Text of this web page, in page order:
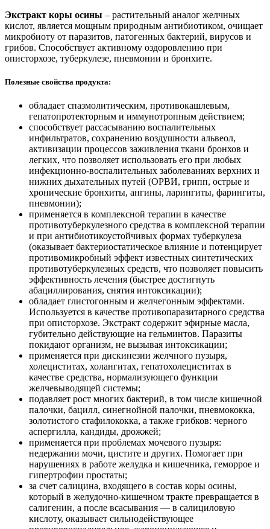
Экстракт коры осины – растительный аналог желчных
кислот, является мощным природным антибиотиком, очищает
микробиоту от паразитов, патогенных бактерий, вирусов и
грибов. Способствует активному оздоровлению при
описторхозе, туберкулезе, пневмонии и бронхите.
Полезные свойства продукта:
обладает спазмолитическим, противокашлевым,
гепатопротекторным и иммунотропным действием;
способствует рассасыванию воспалительных
инфильтратов, сохранению воздушности альвеол,
активизации процессов заживления ткани бронхов и
легких, что позволяет использовать его при любых
инфекционно-воспалительных заболеваниях верхних и
нижних дыхательных путей (ОРВИ, грипп, острые и
хронические бронхиты, ангины, ларингиты, фарингиты,
пневмонии);
применяется в комплексной терапии в качестве
противотуберкулезного средства в комплексной терапии
и при антибиотикоустойчивых формах туберкулеза
(оказывает бактериостатическое влияние и потенцирует
противомикробный эффект известных синтетических
противотуберкулезных средств, что позволяет повысить
эффективность лечения (быстрее достигнуть
абациллирования, снятия интоксикации);
обладает глистогонным и желчегонным эффектами.
Используется в качестве противопаразитарного средства
при описторхозе. Экстракт содержит эфирные масла,
губительно действующие на гельминтов. Паразиты
покидают организм, не вызывая интоксикации;
применяется при дискинезии желчного пузыря,
холециститах, холангитах, гепатохолециститах в
качестве средства, нормализующего функции
желчевыводящей системы;
подавляет рост многих бактерий, в том числе кишечной
палочки, бацилл, синегнойной палочки, пневмококка,
золотистого стафилококка, а также грибков: черного
аспергилла, кандиды, дрожжей;
применяется при проблемах мочевого пузыря:
недержании мочи, цистите и других. Помогает при
нарушениях в работе желудка и кишечника, геморрое и
гипертрофии простаты;
за счет салицина, входящего в состав коры осины,
который в желудочно-кишечном тракте превращается в
салигенин, а после всасывания — в салициловую
кислоту, оказывает сильнодействующее